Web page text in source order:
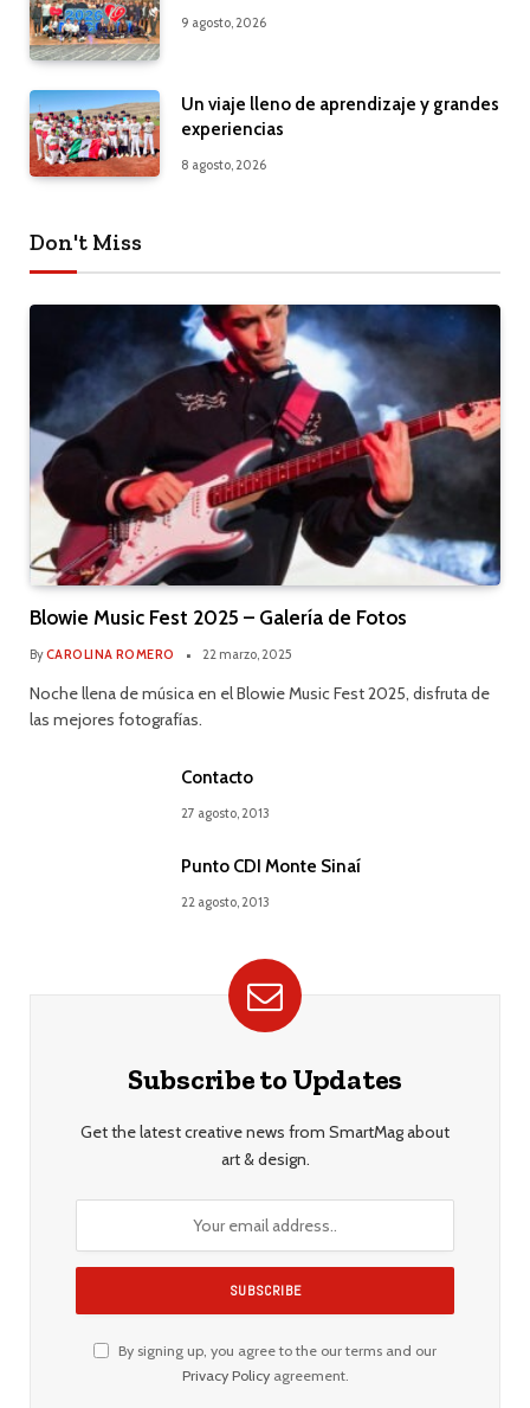
9 agosto, 2026
Un viaje lleno de aprendizaje y grandes
experiencias
8 agosto, 2026
Don't Miss
Blowie Music Fest 2025 – Galería de Fotos
ByCAROLINA ROMERO 22 marzo, 2025
Noche llena de música en el Blowie Music Fest 2025, disfruta de
las mejores fotografías.
Contacto
27 agosto, 2013
Punto CDI Monte Sinaí
22 agosto, 2013
Subscribe to Updates
Get the latest creative news from SmartMag about
art & design.
By signing up, you agree to the our terms and our
Privacy Policyagreement.